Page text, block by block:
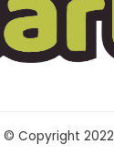
© Copyright